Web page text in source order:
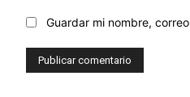
Guardar mi nombre,